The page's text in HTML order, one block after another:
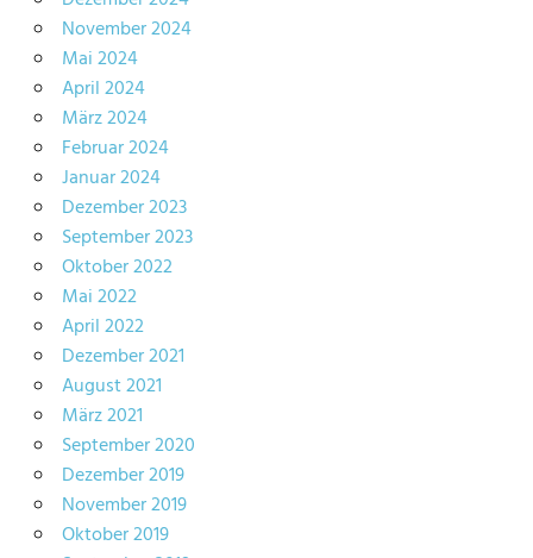
November 2024
Mai 2024
April 2024
März 2024
Februar 2024
Januar 2024
Dezember 2023
September 2023
Oktober 2022
Mai 2022
April 2022
Dezember 2021
August 2021
März 2021
September 2020
Dezember 2019
November 2019
Oktober 2019